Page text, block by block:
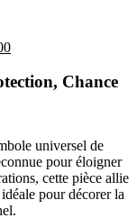
Chance
universel de
pour éloigner
cette pièce allie
idéale pour décorer la